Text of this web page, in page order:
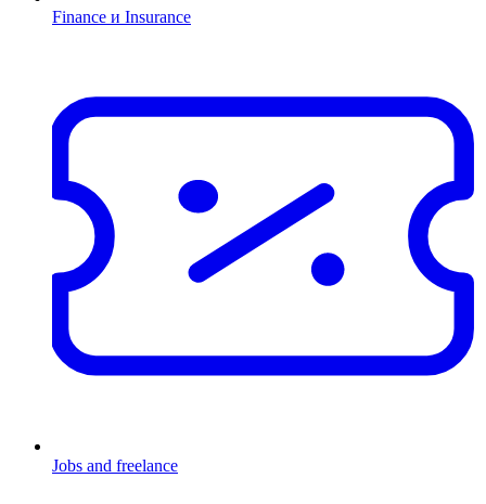
Finance и Insurance
Jobs and freelance